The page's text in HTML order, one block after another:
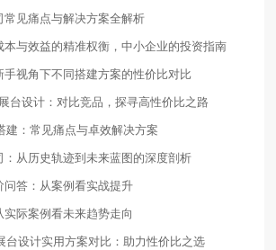
常见痛点与解决方案全解析
本与效益的精准权衡，中小企业的投资指南
手视角下不同搭建方案的性价比对比
台设计：对比竞品，探寻高性价比之路
建：常见痛点与卓效解决方案
：从历史轨迹到未来蓝图的深度剖析
问答：从案例看实战提升
际案例看未来趋势走向
台设计实用方案对比：助力性价比之选